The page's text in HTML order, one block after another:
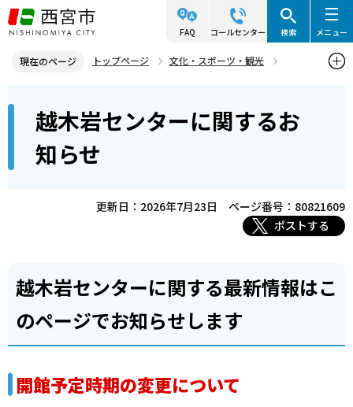
こ
の
ジ
頭
FAQ コールセンター 検索 メニュー
現在のページ トップページ
文化・スポーツ・観光
越木岩センターに関するお知らせ
越木岩センターに関するお
知らせ
更新日：2026年7月23日
ページ番号：80821609
ポストする
越木岩センターに関する最新情報はこ
のページでお知らせします
開館予定時期の変更について